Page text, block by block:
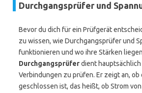
Durchgangsprüfer und
Bevor du dich für ein Prüfgerät
zu wissen, wie Durchgangsprüfer und
funktionieren und wo ihre Stärken
Durchgangsprüferdient
Verbindungen zu prüfen. Er zeigt an, ob
geschlossen ist, das heißt, ob Strom